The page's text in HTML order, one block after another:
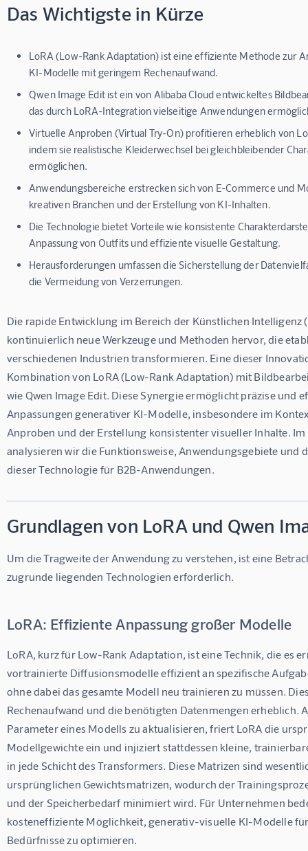
Das Wichtigste in Kürze
LoRA (Low-Rank Adaptation) ist eine effiziente Methode zur
KI-Modelle mit geringem Rechenaufwand.
Qwen Image Edit ist ein von Alibaba Cloud entwickeltes
das durch LoRA-Integration vielseitige Anwendungen
Virtuelle Anproben (Virtual Try-On) profitieren erheblich von
indem sie realistische Kleiderwechsel bei gleichbleibender
ermöglichen.
Anwendungsbereiche erstrecken sich von E-Commerce und
kreativen Branchen und der Erstellung von KI-Inhalten.
Die Technologie bietet Vorteile wie konsistente
Anpassung von Outfits und effiziente visuelle Gestaltung.
Herausforderungen umfassen die Sicherstellung der
die Vermeidung von Verzerrungen.
Die rapide Entwicklung im Bereich der Künstlichen Intelligenz
kontinuierlich neue Werkzeuge und Methoden hervor, die
verschiedenen Industrien transformieren. Eine dieser
Kombination von LoRA (Low-Rank Adaptation) mit
wie Qwen Image Edit. Diese Synergie ermöglicht präzise und
Anpassungen generativer KI-Modelle, insbesondere im
Anproben und der Erstellung konsistenter visueller Inhalte.
analysieren wir die Funktionsweise, Anwendungsgebiete und
dieser Technologie für B2B-Anwendungen.
Grundlagen von LoRA und Qwen
Um die Tragweite der Anwendung zu verstehen, ist eine
zugrunde liegenden Technologien erforderlich.
LoRA: Effiziente Anpassung großer Modelle
LoRA, kurz für Low-Rank Adaptation, ist eine Technik, die es
vortrainierte Diffusionsmodelle effizient an spezifische
ohne dabei das gesamte Modell neu trainieren zu müssen.
Rechenaufwand und die benötigten Datenmengen erheblich.
Parameter eines Modells zu aktualisieren, friert LoRA die
Modellgewichte ein und injiziert stattdessen kleine,
in jede Schicht des Transformers. Diese Matrizen sind
ursprünglichen Gewichtsmatrizen, wodurch der
und der Speicherbedarf minimiert wird. Für Unternehmen
kosteneffiziente Möglichkeit, generativ-visuelle KI-Modelle
Bedürfnisse zu optimieren.